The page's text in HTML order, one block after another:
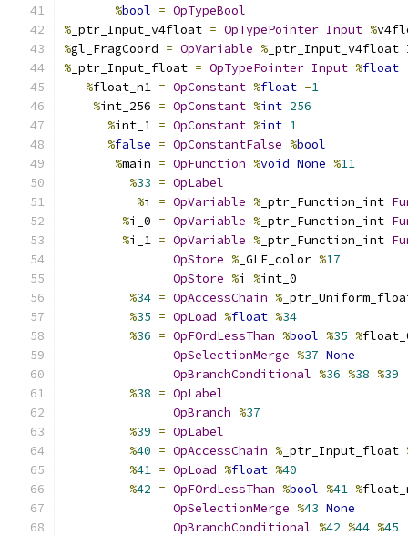
%bool = OpTypeBool
% _ptr_Input_v4float = OpTypePointer Input %
%gl_FragCoord = OpVariable % _ptr_Input_v4float
% _ptr_Input_float = OpTypePointer Input %float
%float_n1 = OpConstant %float -1
%int_256 = OpConstant %int 256
%int_1 = OpConstant %int 1
%false = OpConstantFalse %bool
%main = OpFunction %void None %11
%33 = OpLabel
%i = OpVariable % _ptr_Function_int
%i_0 = OpVariable % _ptr_Function_int
%i_1 = OpVariable % _ptr_Function_int
OpStore % _GLF_color %17
OpStore %i %int_0
%34 = OpAccessChain %
%35 = OpLoad %float %34
%36 = OpFOrdLessThan %bool %35 %
OpSelectionMerge %37 None
OpBranchConditional %36 %38 %39
%38 = OpLabel
OpBranch %37
%39 = OpLabel
%40 = OpAccessChain % _ptr_Input_float
%41 = OpLoad %float %40
%42 = OpFOrdLessThan %bool %41 %
OpSelectionMerge %43 None
OpBranchConditional %42 %44 %45